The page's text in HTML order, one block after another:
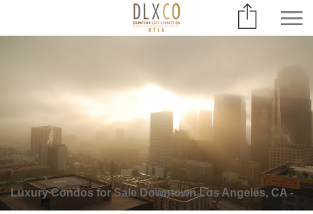
Luxury Condos for Sale Downtown Los Angeles, CA -